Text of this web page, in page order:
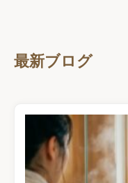
最新ブログ